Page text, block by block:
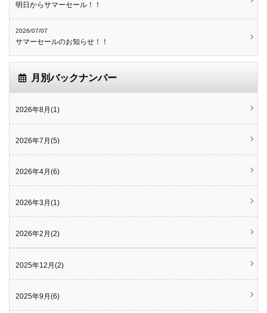
明日からサマーセール！！
2026/07/07
サマーセールのお知らせ！！
月別バックナンバー
2026年8月(1)
2026年7月(5)
2026年4月(6)
2026年3月(1)
2026年2月(2)
2025年12月(2)
2025年9月(6)